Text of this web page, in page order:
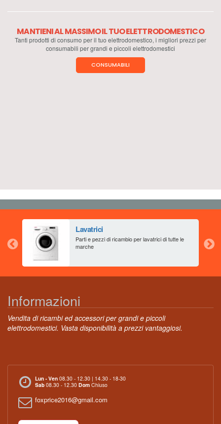
MANTIENI AL MASSIMO IL TUO ELETTRODOMESTICO
Tanti prodotti di consumo per il tuo elettrodomestico, i migliori prezzi per
consumabili per grandi e piccoli elettrodomestici
CONSUMABILI
Lavatrici
Parti e pezzi di ricambio per lavatrici di tutte le
marche
Informazioni
Vendita di ricambi ed accessori per grandi e piccoli
elettrodomestici. Vasta disponibilità a prezzi vantaggiosi.
Lun - Ven 08.30 - 12.30 | 14.30 - 18-30
Sab 08.30 - 12.30 Dom Chiuso
foxprice2016@gmail.com